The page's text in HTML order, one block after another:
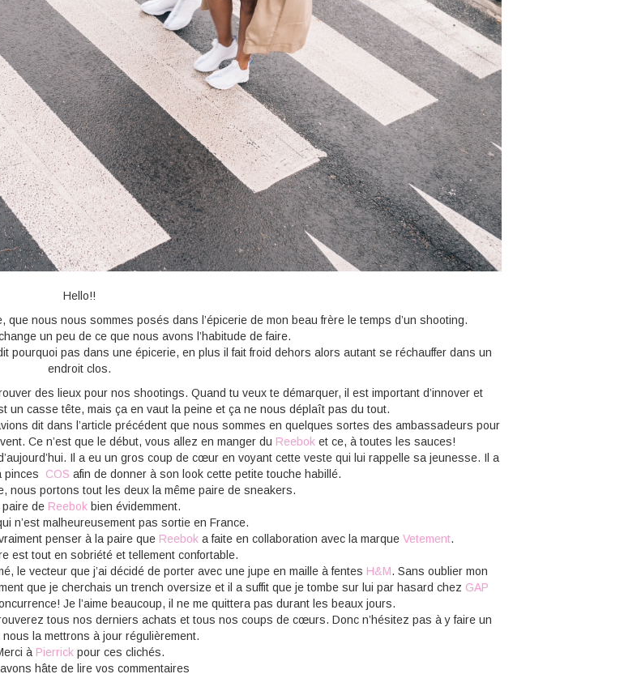
Hello!!
nous nous sommes posés dans l’épicerie de mon beau frère le temps d’un shooting.
un peu de ce que nous avons l’habitude de faire.
pourquoi pas dans une épicerie, en plus il fait froid dehors alors autant se réchauffer dans un
endroit clos.
des lieux pour nos shootings. Quand tu veux te démarquer, il est important d’innover et
un casse tête, mais ça en vaut la peine et ça ne nous déplaît pas du tout.
dit dans l’article précédent que nous sommes en quelques sortes des ambassadeurs pour
Ce n’est que le début, vous allez en manger du Reebok et ce, à toutes les sauces!
Il a eu un gros coup de cœur en voyant cette veste qui lui rappelle sa jeunesse. Il a
pinces COS afin de donner à son look cette petite touche habillé.
nous portons tout les deux la même paire de sneakers.
paire de Reebok bien évidemment.
n’est malheureusement pas sortie en France.
penser à la paire que Reeboka faite en collaboration avec la marque Vetement.
est tout en sobriété et tellement confortable.
le vecteur que j’ai décidé de porter avec une jupe en maille à fentes H&M. Sans oublier mon
que je cherchais un trench oversize et il a suffit que je tombe sur lui par hasard chez GAP
Je l’aime beaucoup, il ne me quittera pas durant les beaux jours.
tous nos derniers achats et tous nos coups de cœurs. Donc n’hésitez pas à y faire un
nous la mettrons à jour régulièrement.
àPierrickpour ces clichés.
hâte de lire vos commentaires